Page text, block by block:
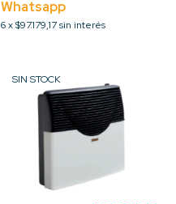
6x$97.179,17sin interés
SIN STOCK